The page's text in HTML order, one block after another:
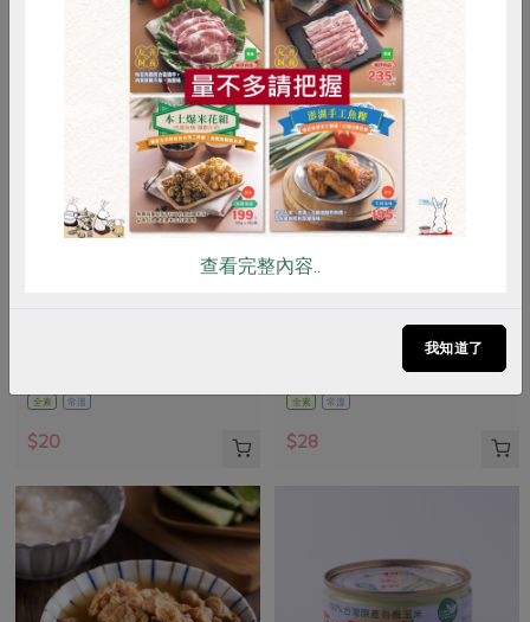
全素 常溫
$20
青葉食品工業股份有限公司
160公克(含固形量100公克)
全素 常溫
$28
RPET 食譜 減硝酸鹽
雞蛋 食安 共同購買
查看完整內容..
我知道了